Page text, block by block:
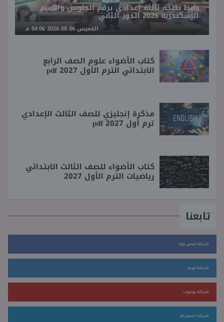
رابط نتيجة ثالثة إعدادي برقم الجلوس والاسم
الإسكندرية 2026 الدور الثاني
الخميس 06-08-2026 04:06 مـ
كتاب الأضواء علوم الصف الرابع
الابتدائي الترم الأول 2027 pdf
مذكرة إنجليزي للصف الثالث الإعدادي
ترم أول 2027 pdf
كتاب الأضواء للصف الثالث الابتدائي
رياضيات الترم الأول 2027
تابعنا
شاركنا فيس بوك
شاركنا تويتر
شاركنا يوتيوب
شاركنا انستجرام